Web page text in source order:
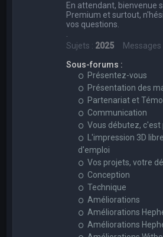
En attendant, bienvenue
Premium et surtout,
vos questions.
Sujets : 2025 Messages
Sous-forums :
Présentez-vous
Présentation des
Partenariat et
Communication
Vous débutez, c'est
L'impression 3D
d'emploi
Vos projets, votre
Conception
Technique
Améliorations
Améliorations
Améliorations